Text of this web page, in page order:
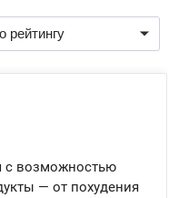
с возможностью
— от похудения